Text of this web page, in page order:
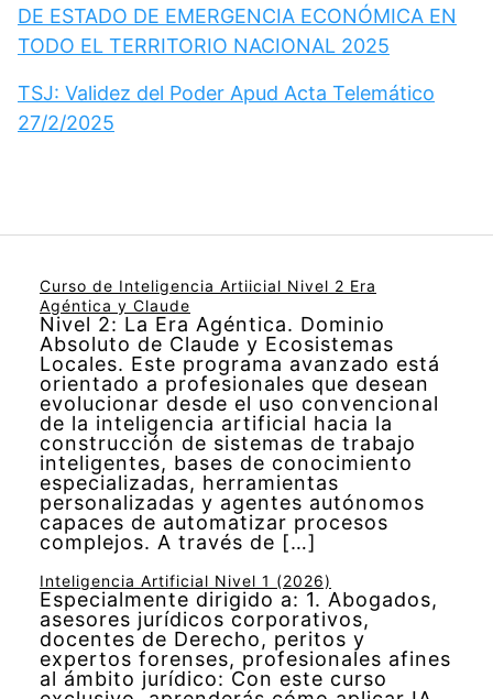
DE ESTADO DE EMERGENCIA ECONÓMICA EN
TODO EL TERRITORIO NACIONAL 2025
TSJ: Validez del Poder Apud Acta Telemático
27/2/2025
Curso de Inteligencia Artiicial Nivel 2 Era
Agéntica y Claude
Nivel 2: La Era Agéntica. Dominio
Absoluto de Claude y Ecosistemas
Locales. Este programa avanzado está
orientado a profesionales que desean
evolucionar desde el uso convencional
de la inteligencia artificial hacia la
construcción de sistemas de trabajo
inteligentes, bases de conocimiento
especializadas, herramientas
personalizadas y agentes autónomos
capaces de automatizar procesos
complejos. A través de […]
Inteligencia Artificial Nivel 1 (2026)
Especialmente dirigido a: 1. Abogados,
asesores jurídicos corporativos,
docentes de Derecho, peritos y
expertos forenses, profesionales afines
al ámbito jurídico: Con este curso